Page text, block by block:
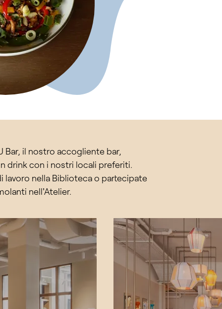
Bar, il nostro accogliente bar,
drink con i nostri locali preferiti.
lavoro nella Biblioteca o partecipate
nell'Atelier.